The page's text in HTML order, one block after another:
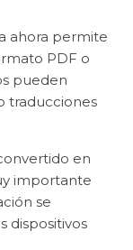
ahora permite
PDF o
pueden
traducciones
en
importante
se
dispositivos